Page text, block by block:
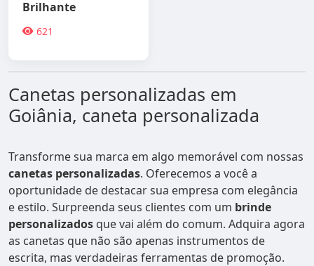
Brilhante
621
Canetas personalizadas em
Goiânia, caneta personalizada
Transforme sua marca em algo memorável com nossas
canetas personalizadas. Oferecemos a você a
oportunidade de destacar sua empresa com elegância
e estilo. Surpreenda seus clientes com um brinde
personalizados que vai além do comum. Adquira agora
as canetas que não são apenas instrumentos de
escrita, mas verdadeiras ferramentas de promoção.